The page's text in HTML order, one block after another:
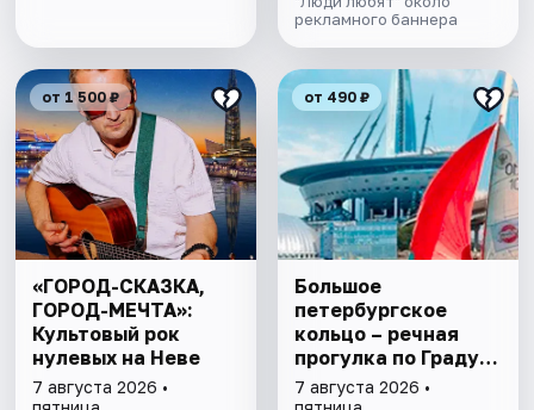
рекламного баннера
от 1 500 ₽
«ГОРОД-СКАЗКА,
ГОРОД-МЕЧТА»:
Культовый рок
нулевых на Неве
7 августа 2026 •
от 490 ₽
Большое
петербургское
кольцо – речная
прогулка пo Граду
на Неве с
авторской
7 августа 2026 •